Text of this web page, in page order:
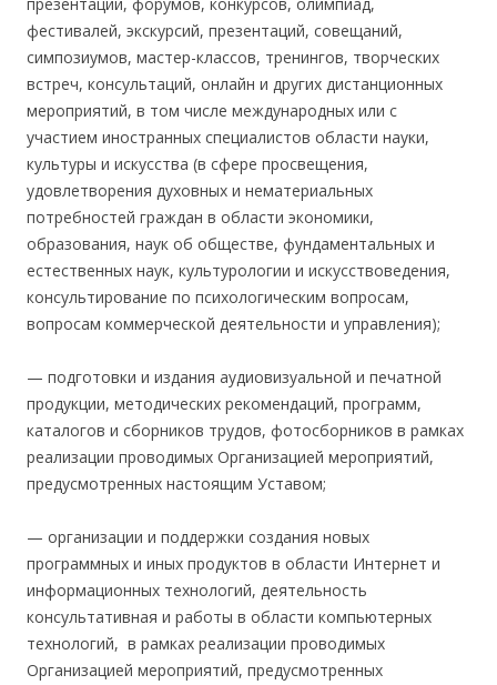
фестивалей, экскурсий, презентаций, совещаний,
симпозиумов, мастер-классов, тренингов, творческих
встреч, консультаций, онлайн и других дистанционных
мероприятий, в том числе международных или с
участием иностранных специалистов области науки,
культуры и искусства (в сфере просвещения,
удовлетворения духовных и нематериальных
потребностей граждан в области экономики,
образования, наук об обществе, фундаментальных и
естественных наук, культурологии и искусствоведения,
консультирование по психологическим вопросам,
вопросам коммерческой деятельности и управления);
— подготовки и издания аудиовизуальной и печатной
продукции, методических рекомендаций, программ,
каталогов и сборников трудов, фотосборников в рамках
реализации проводимых Организацией мероприятий,
предусмотренных настоящим Уставом;
— организации и поддержки создания новых
программных и иных продуктов в области Интернет и
информационных технологий, деятельность
консультативная и работы в области компьютерных
технологий, в рамках реализации проводимых
Организацией мероприятий, предусмотренных